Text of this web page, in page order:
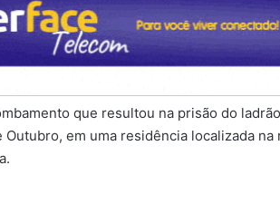
que resultou na prisão do
em uma residência localizada na